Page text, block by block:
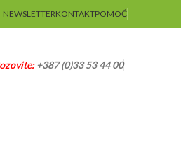
NEWSLETTERKONTAKTPOMOĆ
+387 (0)33 53 44 00